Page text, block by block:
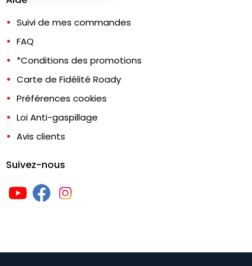
Suivi de mes commandes
FAQ
*Conditions des promotions
Carte de Fidélité Roady
Préférences cookies
Loi Anti-gaspillage
Avis clients
Suivez-nous